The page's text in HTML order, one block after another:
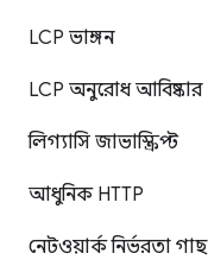
LCP ভাঙ্গন
LCP অনুরোধ আবিষ্কার
লিগ্যাসি জাভাস্ক্রিপ্ট
আধুনিক HTTP
নেটওয়ার্ক নির্ভরতা গাছ